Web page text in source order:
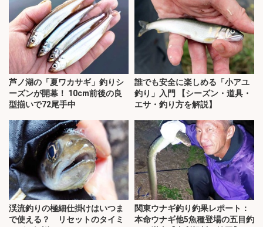
芦ノ湖の「夏ワカサギ」釣りシ
ーズンが開幕！ 10cm前後の良
型揃いで72尾手中
誰でも安全に楽しめる「小アユ
釣り」入門 【シーズン・道具・
エサ・釣り方を解説】
渓流釣りの極細仕掛けはいつま
で使える？ リセットのタイミ
関東ウナギ釣り釣果レポート：
本命ウナギ他5魚種登場の五目釣